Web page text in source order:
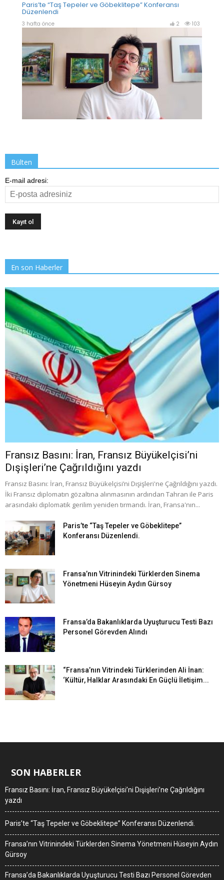
Bülten
E-mail adresi:
En son Haberler
Fransız Basını: İran, Fransız Büyükelçisi’ni
Dışişleri’ne Çağrıldığını yazdı
Fransız Basını: İran, Fransız Büyükelçisi’ni Dışişleri'ne Çağrıldığını yazdı.
İki Fransız diplomatın gözaltına alınmasının ardından Tahran ile Paris
arasındaki diplomatik gerilim yeniden tırmandı. İran, Fransa'nın...
Paris’te “Taş Tepeler ve Göbeklitepe”
Konferansı Düzenlendi.
Fransa’nın Vitrinindeki Türklerden Sinema
Yönetmeni Hüseyin Aydın Gürsoy
Fransa’da Bakanlıklarda Uyuşturucu Testi Bazı
Personel Görevden Alındı
“Fransa’nın Vitrindeki Türklerinden Ali İnan:
‘Kültür, Halklar Arasındaki En Güçlü İletişim...
SON HABERLER
Fransız Basını: İran, Fransız Büyükelçisi’ni Dışişleri’ne Çağrıldığını
yazdı
Paris’te “Taş Tepeler ve Göbeklitepe” Konferansı Düzenlendi.
Fransa’nın Vitrinindeki Türklerden Sinema Yönetmeni Hüseyin Aydın
Gürsoy
Fransa’da Bakanlıklarda Uyuşturucu Testi Bazı Personel Görevden